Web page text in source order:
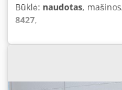
Būklė: naudotas,
8427,